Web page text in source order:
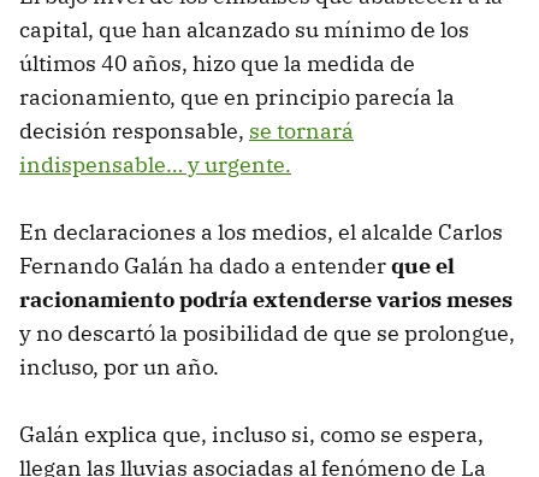
capital, que han alcanzado su mínimo de los
últimos 40 años, hizo que la medida de
racionamiento, que en principio parecía la
decisión responsable, se tornará
indispensable… y urgente.
En declaraciones a los medios, el alcalde Carlos
Fernando Galán ha dado a entenderque el
racionamiento podría extenderse varios meses
y no descartó la posibilidad de que se prolongue,
incluso, por un año.
Galán explica que, incluso si, como se espera,
llegan las lluvias asociadas al fenómeno de La